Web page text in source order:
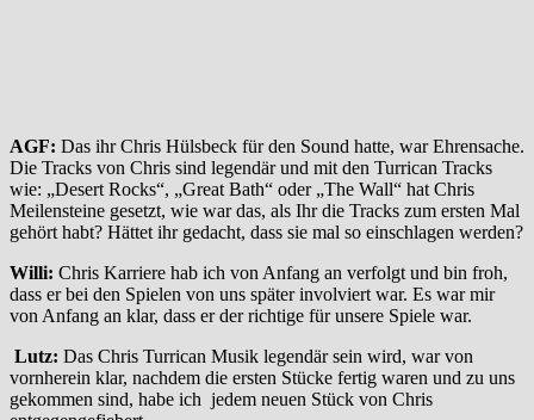
AGF: Das ihr Chris Hülsbeck für den Sound hatte, war Ehrensache.
Die Tracks von Chris sind legendär und mit den Turrican Tracks
wie: „Desert Rocks“, „Great Bath“ oder „The Wall“ hat Chris
Meilensteine gesetzt, wie war das, als Ihr die Tracks zum ersten Mal
gehört habt? Hättet ihr gedacht, dass sie mal so einschlagen werden?
Willi: Chris Karriere hab ich von Anfang an verfolgt und bin froh,
dass er bei den Spielen von uns später involviert war. Es war mir
von Anfang an klar, dass er der richtige für unsere Spiele war.
Lutz: Das Chris Turrican Musik legendär sein wird, war von
vornherein klar, nachdem die ersten Stücke fertig waren und zu uns
gekommen sind, habe ich jedem neuen Stück von Chris